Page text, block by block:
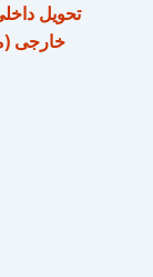
تحويل
خارجى